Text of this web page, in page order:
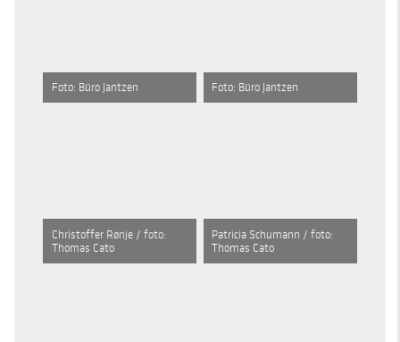
Foto: Büro Jantzen Foto: Büro Jantzen
Christoffer Rønje / foto:
Thomas Cato
Patricia Schumann / foto:
Thomas Cato